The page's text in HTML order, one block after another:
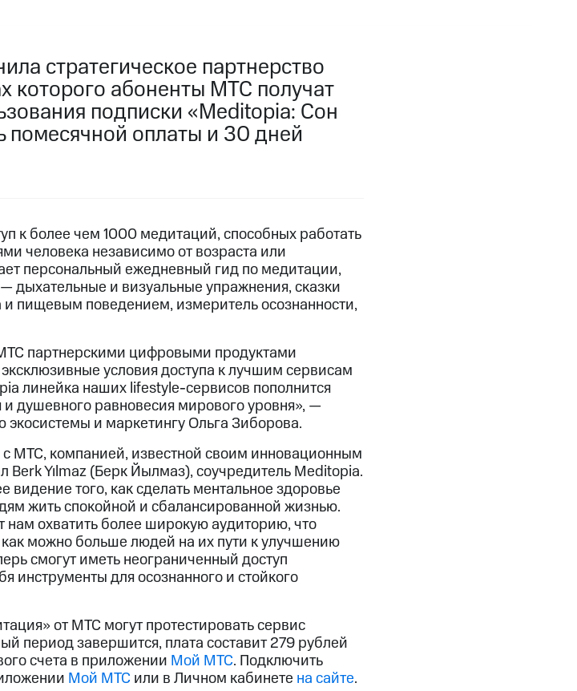
стратегическое партнерство
которого абоненты МТС получат
подписки «Meditopia: Сон
оплаты и 30 дней
к более чем 1000 медитаций, способных работать
человека независимо от возраста или
персональный ежедневный гид по медитации,
дыхательные и визуальные упражнения, сказки
и пищевым поведением, измеритель осознанности,
партнерскими цифровыми продуктами
условия доступа к лучшим сервисам
линейка наших lifestyle-сервисов пополнится
душевного равновесия мирового уровня», —
и маркетингу Ольга Зиборова.
МТС, компанией, известной своим инновационным
Yılmaz (Берк Йылмаз), соучредитель Meditopia.
того, как сделать ментальное здоровье
жить спокойной и сбалансированной жизнью.
нам охватить более широкую аудиторию, что
можно больше людей на их пути к улучшению
смогут иметь неограниченный доступ
для осознанного и стойкого
от МТС могут протестировать сервис
период завершится, плата составит 279 рублей
счета в приложении Мой МТС. Подключить
Мой МТС или в Личном кабинете на сайте.